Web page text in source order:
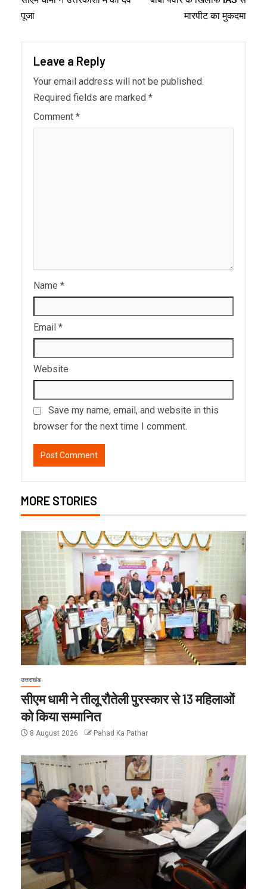
पूजा
मारपीट का मुकदमा
Leave a Reply
Your email address will not be published.
Required fields are marked *
Comment *
Name *
Email *
Website
Save my name, email, and website in this
browser for the next time I comment.
MORE STORIES
उत्तराखंड
सीएम धामी ने तीलू रौतेली पुरस्कार से 13 महिलाओं
को किया सम्मानित
8 August 2026 Pahad Ka Pathar